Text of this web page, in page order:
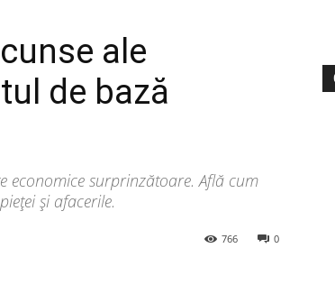
ale
de bază
economice surprinzătoare. Află cum
și afacerile.
0
766